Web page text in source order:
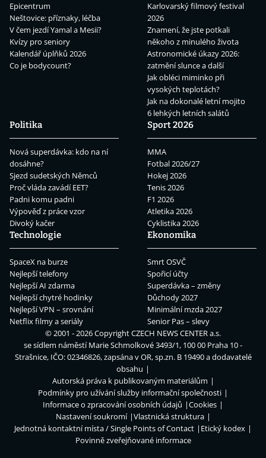
Epicentrum
Neštovice: příznaky, léčba
V čem jezdí Yamal a Mesii?
Kvízy pro seniory
Kalendář úplňků 2026
Co je bodycount?
Karlovarský filmový festival
2026
Znamení, že jste potkali
někoho z minulého života
Astronomické úkazy 2026:
zatmění slunce a další
Jak obléci miminko při
vysokých teplotách?
Jak na dokonalé letní mojito
6 lehkých letních salátů
Politika
Nová superdávka: kdo na ní
dosáhne?
Sjezd sudetských Němců
Proč vláda zavádí EET?
Padni komu padni
Výpověď z práce vzor
Divoký kačer
Sport 2026
MMA
Fotbal 2026/27
Hokej 2026
Tenis 2026
F1 2026
Atletika 2026
Cyklistika 2026
Technologie
SpaceX na burze
Nejlepší telefony
Nejlepší AI zdarma
Nejlepší chytré hodinky
Nejlepší VPN – srovnání
Netflix filmy a seriály
Ekonomika
Smrt OSVČ
Spořicí účty
Superdávka – změny
Důchody 2027
Minimální mzda 2027
Senior Pas – slevy
© 2001 - 2026 CopyrightCZECH NEWS CENTER a.s.
se sídlem náměstí Marie Schmolkové 3493/1, 100 00 Praha 10 -
Strašnice, IČO: 02346826, zapsána v OR, sp.zn. B 19490 a dodavatelé
obsahu
Autorská práva k publikovaným materiálům
Podmínky pro užívání služby informační společnosti
Informace o zpracování osobních údajů
Cookies
Nastavení soukromí
Vlastnická struktura
Jednotná kontaktní místa / Single Points of Contact
Etický kodex
Povinně zveřejňované informace